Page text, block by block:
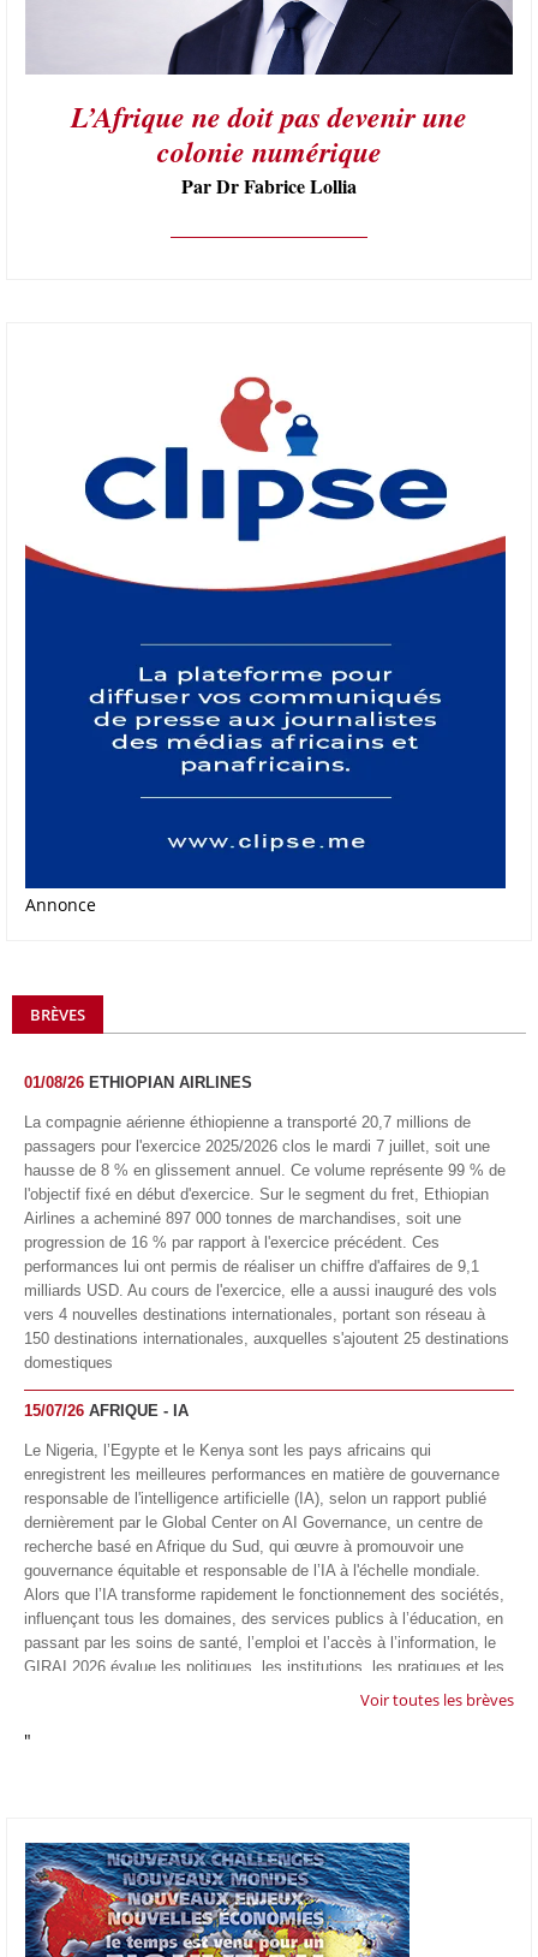
L’Afrique ne doit pas devenir une
colonie numérique
Par Dr Fabrice Lollia
Annonce
BRÈVES
01/08/26 ETHIOPIAN AIRLINES
La compagnie aérienne éthiopienne a transporté 20,7 millions de
passagers pour l'exercice 2025/2026 clos le mardi 7 juillet, soit une
hausse de 8 % en glissement annuel. Ce volume représente 99 % de
l'objectif fixé en début d'exercice. Sur le segment du fret, Ethiopian
Airlines a acheminé 897 000 tonnes de marchandises, soit une
progression de 16 % par rapport à l'exercice précédent. Ces
performances lui ont permis de réaliser un chiffre d'affaires de 9,1
milliards USD. Au cours de l'exercice, elle a aussi inauguré des vols
vers 4 nouvelles destinations internationales, portant son réseau à
150 destinations internationales, auxquelles s'ajoutent 25 destinations
domestiques
15/07/26 AFRIQUE - IA
Le Nigeria, l’Egypte et le Kenya sont les pays africains qui
enregistrent les meilleures performances en matière de gouvernance
responsable de l'intelligence artificielle (IA), selon un rapport publié
dernièrement par le Global Center on AI Governance, un centre de
recherche basé en Afrique du Sud, qui œuvre à promouvoir une
gouvernance équitable et responsable de l’IA à l'échelle mondiale.
Alors que l’IA transforme rapidement le fonctionnement des sociétés,
influençant tous les domaines, des services publics à l’éducation, en
passant par les soins de santé, l’emploi et l’accès à l’information, le
GIRAI 2026 évalue les politiques, les institutions, les pratiques et les
conditions générales de gouvernance qui favorisent un déploiement
technologie.
appliquée d'Afrique à À Accra, au Ghana. L'annonce a été faite
mercredi 1er juillet lors du premier Google Cloud Summit du groupe
américain, qui a également indiqué avoir dépassé son objectif
d'investir un milliard de dollars sur le continent en cinq ans. Baptisée
Google Africa Applied AI Lab, la structure sera hébergée à l'AI
Voir toutes les brèves
"